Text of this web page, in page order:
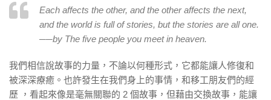
Each affects the other, and the other affects the next,
and the world is full of stories, but the stories are all one.
──by The five people you meet in heaven.
我們相信說故事的力量，不論以何種形式，它都能讓人修復和
被深深療癒。也許發生在我們身上的事情，和移工朋友們的經
歷 ，看起來像是毫無關聯的 2 個故事，但藉由交換故事，能讓